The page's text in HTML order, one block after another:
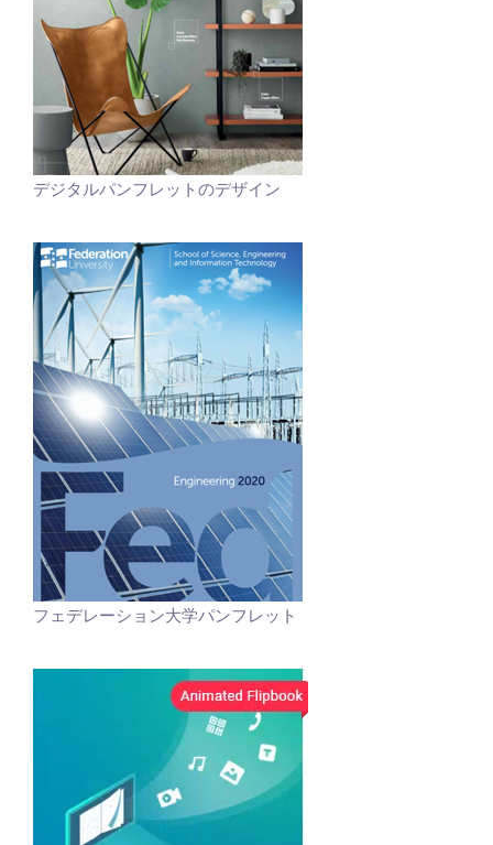
デジタルパンフレットのデザイン
フェデレーション大学パンフレット